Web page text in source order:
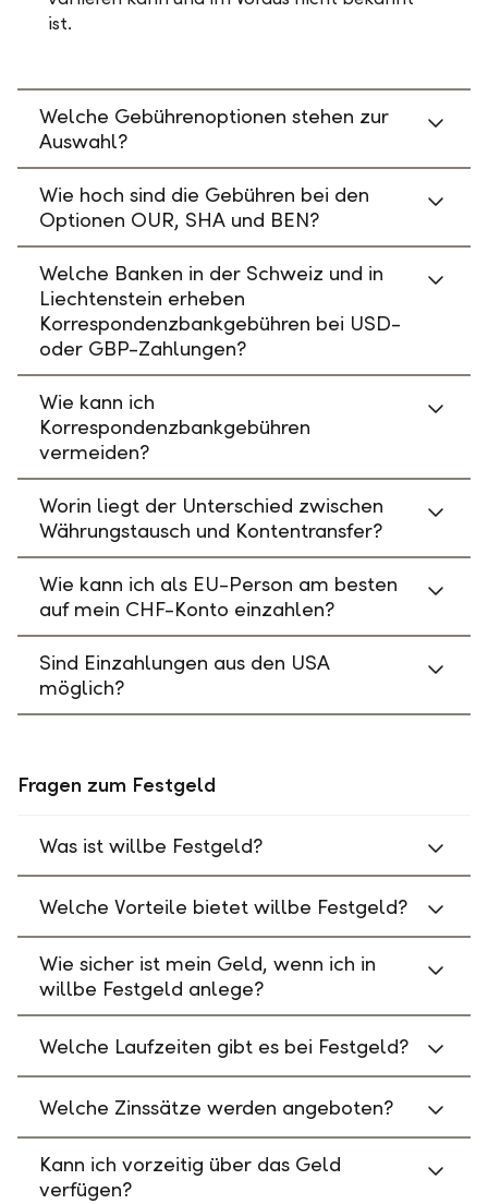
ist.
Welche Gebührenoptionen stehen zur
Auswahl?
Wie hoch sind die Gebühren bei den
Optionen OUR, SHA und BEN?
Welche Banken in der Schweiz und in
Liechtenstein erheben
Korrespondenzbankgebühren bei USD-
oder GBP-Zahlungen?
Wie kann ich
Korrespondenzbankgebühren
vermeiden?
Worin liegt der Unterschied zwischen
Währungstausch und Kontentransfer?
Wie kann ich als EU-Person am besten
auf mein CHF-Konto einzahlen?
Sind Einzahlungen aus den USA
möglich?
Fragen zum Festgeld
Was ist willbe Festgeld?
Welche Vorteile bietet willbe Festgeld?
Wie sicher ist mein Geld, wenn ich in
willbe Festgeld anlege?
Welche Laufzeiten gibt es bei Festgeld?
Welche Zinssätze werden angeboten?
Kann ich vorzeitig über das Geld
verfügen?